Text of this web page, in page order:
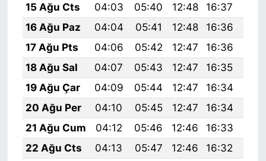
15 Ağu Cts
04:03 05:40 12:48 16:37
16 Ağu Paz
04:04 05:41 12:48 16:36
17 Ağu Pts
04:06 05:42 12:47 16:36
18 Ağu Sal
04:07 05:43 12:47 16:35
19 Ağu Çar
04:09 05:44 12:47 16:34
20 Ağu Per
04:10 05:45 12:47 16:34
21 Ağu Cum
04:12 05:46 12:46 16:33
22 Ağu Cts
04:13 05:47 12:46 16:32